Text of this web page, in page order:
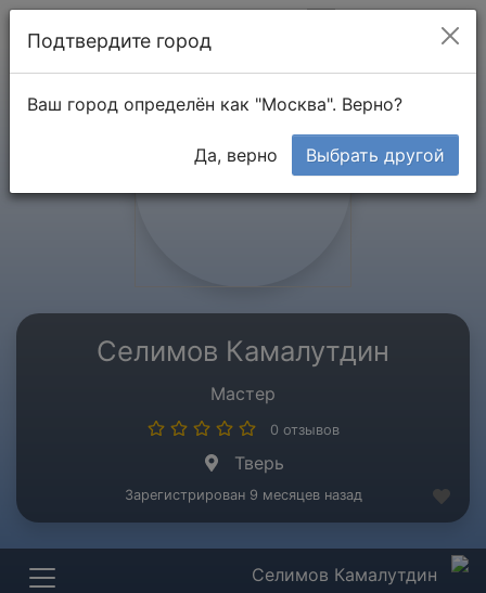
Селимов Камалутдин
Мастер
0 отзывов
Тверь
Зарегистрирован 9 месяцев назад
Селимов Камалутдин
Подтвердите город
Ваш город определён как "Москва". Верно?
Да, верно Выбрать другой